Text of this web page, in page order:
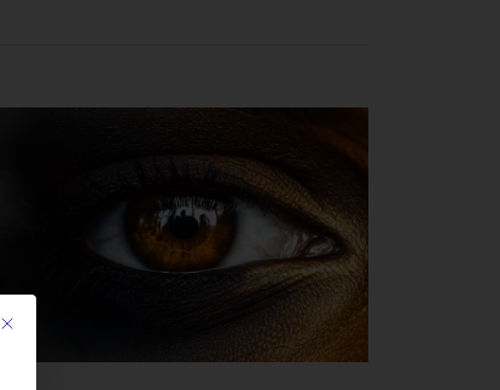
Mit diesem Button wird der Dialog geschlossen. Seine Funktionalität ist